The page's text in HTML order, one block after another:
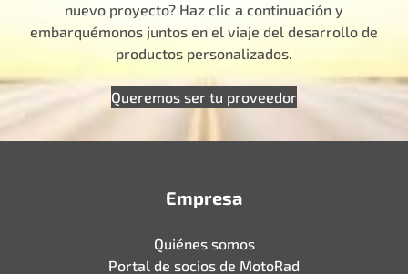
nuevo proyecto? Haz clic a continuación y
embarquémonos juntos en el viaje del desarrollo de
productos personalizados.
Queremos ser tu proveedor
Empresa
Quiénes somos
Portal de socios de MotoRad